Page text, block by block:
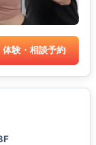
体験・相談予約